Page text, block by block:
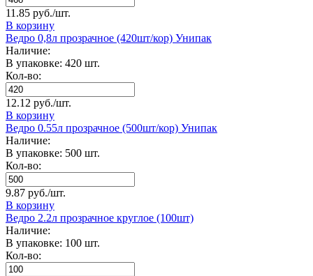
11.85 руб./шт.
В корзину
Ведро 0,8л прозрачное (420шт/кор) Унипак
Наличие:
В упаковке: 420 шт.
Кол-во:
12.12 руб./шт.
В корзину
Ведро 0.55л прозрачное (500шт/кор) Унипак
Наличие:
В упаковке: 500 шт.
Кол-во:
9.87 руб./шт.
В корзину
Ведро 2.2л прозрачное круглое (100шт)
Наличие:
В упаковке: 100 шт.
Кол-во: